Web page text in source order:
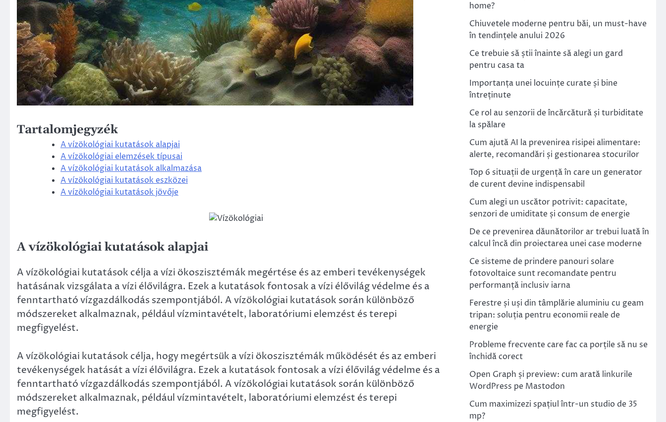
Tartalomjegyzék
A vízökológiai kutatások alapjai
A vízökológiai elemzések típusai
A vízökológiai kutatások alkalmazása
A vízökológiai kutatások eszközei
A vízökológiai kutatások jövője
A vízökológiai kutatások alapjai
A vízökológiai kutatások célja a vízi ökoszisztémák megértése és az emberi tevékenységek
hatásának vizsgálata a vízi élővilágra. Ezek a kutatások fontosak a vízi élővilág védelme és a
fenntartható vízgazdálkodás szempontjából. A vízökológiai kutatások során különböző
módszereket alkalmaznak, például vízmintavételt, laboratóriumi elemzést és terepi
megfigyelést.
A vízökológiai kutatások célja, hogy megértsük a vízi ökoszisztémák működését és az emberi
tevékenységek hatását a vízi élővilágra. Ezek a kutatások fontosak a vízi élővilág védelme és a
fenntartható vízgazdálkodás szempontjából. A vízökológiai kutatások során különböző
módszereket alkalmaznak, például vízmintavételt, laboratóriumi elemzést és terepi
megfigyelést.
home?
Chiuvetele moderne pentru băi, un must-have
în tendințele anului 2026
Ce trebuie să știi înainte să alegi un gard
pentru casa ta
Importanța unei locuințe curate și bine
întreținute
Ce rol au senzorii de încărcătură și turbiditate
la spălare
Cum ajută AI la prevenirea risipei alimentare:
alerte, recomandări și gestionarea stocurilor
Top 6 situații de urgență în care un generator
de curent devine indispensabil
Cum alegi un uscător potrivit: capacitate,
senzori de umiditate și consum de energie
De ce prevenirea dăunătorilor ar trebui luată în
calcul încă din proiectarea unei case moderne
Ce sisteme de prindere panouri solare
fotovoltaice sunt recomandate pentru
performanță inclusiv iarna
Ferestre și uși din tâmplărie aluminiu cu geam
tripan: soluția pentru economii reale de
energie
Probleme frecvente care fac ca porțile să nu se
închidă corect
Open Graph și preview: cum arată linkurile
WordPress pe Mastodon
Cum maximizezi spațiul într-un studio de 35
mp?